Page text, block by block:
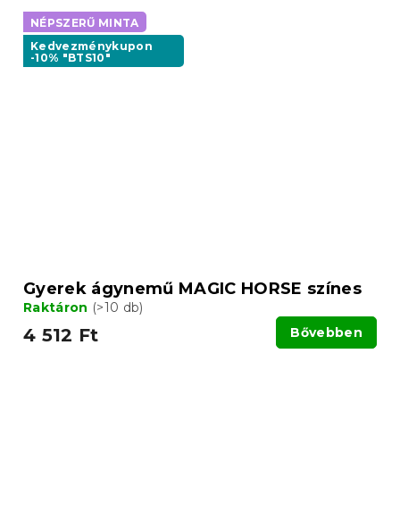
NÉPSZERŰ MINTA
Kedvezménykupon
-10% "BTS10"
Gyerek ágynemű MAGIC HORSE színes
Raktáron (>10 db)
4 512 Ft Bővebben